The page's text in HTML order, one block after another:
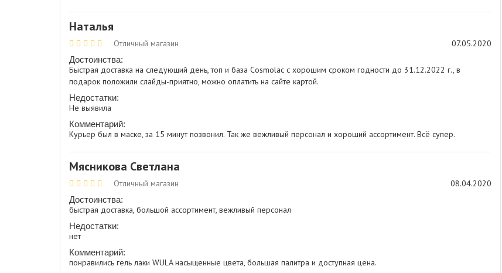
Наталья
Отличный магазин 07.05.2020
Достоинства:
Быстрая доставка на следующий день, топ и база Cosmolac с хорошим сроком годности до 31.12.2022 г., в
подарок положили слайды-приятно, можно оплатить на сайте картой.
Недостатки:
Не выявила
Комментарий:
Курьер был в маске, за 15 минут позвонил. Так же вежливый персонал и хороший ассортимент. Всё супер.
Мясникова Светлана
Отличный магазин 08.04.2020
Достоинства:
быстрая доставка, большой ассортимент, вежливый персонал
Недостатки:
нет
Комментарий:
понравились гель лаки WULA насыщенные цвета, большая палитра и доступная цена.